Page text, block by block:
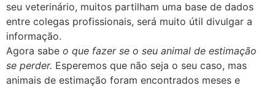
seu veterinário, muitos partilham uma base de dados
entre colegas profissionais, será muito útil divulgar a
informação.
Agora sabe o que fazer se o seu animal de estimação
se perder. Esperemos que não seja o seu caso, mas
animais de estimação foram encontrados meses e